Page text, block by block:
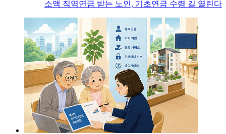
소액 직역연금 받는 노인, 기초연금 수령 길 열린다